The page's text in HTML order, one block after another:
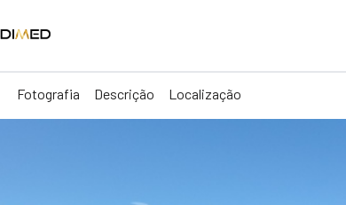
Fotografia Descrição Localização